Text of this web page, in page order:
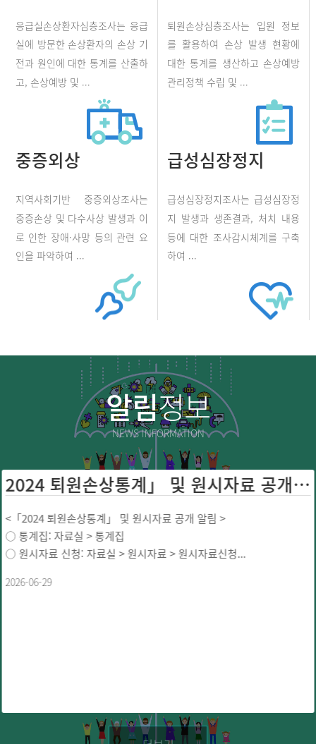
응급실손상환자심층조사는 응급
실에 방문한 손상환자의 손상 기
전과 원인에 대한 통계를 산출하
고, 손상예방 및 ...
퇴원손상심층조사는 입원 정보
를 활용하여 손상 발생 현황에
대한 통계를 생산하고 손상예방
관리정책 수립 및 ...
중증외상
지역사회기반 중증외상조사는
중증손상 및 다수사상 발생과 이
로 인한 장애·사망 등의 관련 요
인을 파악하여 ...
급성심장정지
급성심장정지조사는 급성심장정
지 발생과 생존결과, 처치 내용
등에 대한 조사감시체계를 구축
하여 ...
알림정보
NEWS INFORMATION
2024 퇴원손상통계」 및 원시자료 공개 ...
<「2024 퇴원손상통계」 및 원시자료 공개 알림 >
○ 통계집: 자료실 > 통계집
○ 원시자료 신청: 자료실 > 원시자료 > 원시자료신청...
2026-06-29